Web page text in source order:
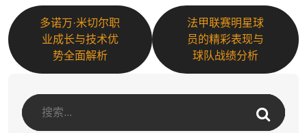
多诺万·米切尔职
业成长与技术优
势全面解析
法甲联赛明星球
员的精彩表现与
球队战绩分析